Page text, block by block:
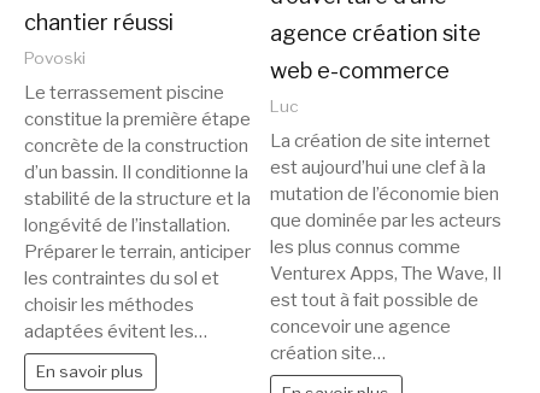
chantier réussi
Povoski
Le terrassement piscine
constitue la première étape
concrète de la construction
d’un bassin. Il conditionne la
stabilité de la structure et la
longévité de l’installation.
Préparer le terrain, anticiper
les contraintes du sol et
choisir les méthodes
adaptées évitent les…
En savoir plus
agence création site
web e-commerce
Luc
La création de site internet
est aujourd’hui une clef à la
mutation de l’économie bien
que dominée par les acteurs
les plus connus comme
Venturex Apps, The Wave, Il
est tout à fait possible de
concevoir une agence
création site…